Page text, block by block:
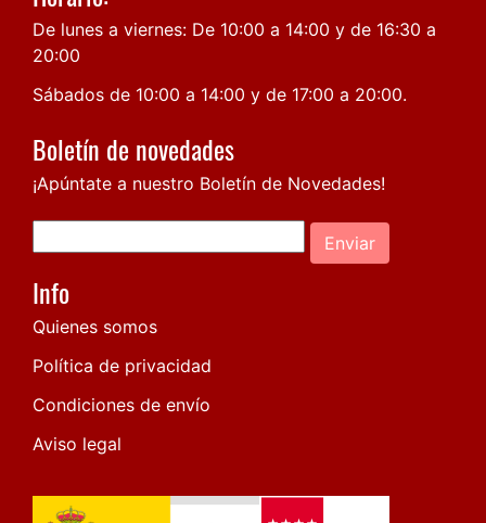
De lunes a viernes: De 10:00 a 14:00 y de 16:30 a
20:00
Sábados de 10:00 a 14:00 y de 17:00 a 20:00.
Boletín de novedades
¡Apúntate a nuestro Boletín de Novedades!
Enviar
Info
Quienes somos
Política de privacidad
Condiciones de envío
Aviso legal